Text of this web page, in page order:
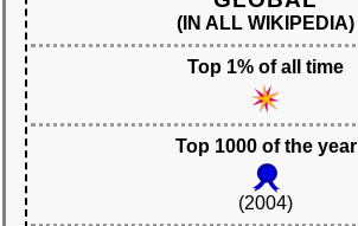
(IN ALL WIKIPEDIA)
Top 1% of all time
Top 1000 of the year
(2004)